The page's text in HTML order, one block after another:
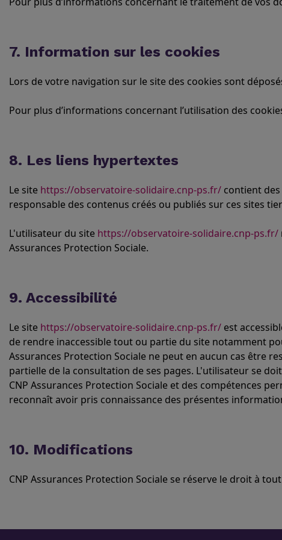
7. Information sur les cookies
Lors de votre navigation sur le site des cookies sont
Pour plus d’informations concernant l’utilisation des
8. Les liens hypertextes
Le site https://observatoire-solidaire.cnp-ps.fr/ contient
responsable des contenus créés ou publiés sur ces sites
L'utilisateur du site https://observatoire-solidaire.cnp-ps.fr/
Assurances Protection Sociale.
9. Accessibilité
Le site https://observatoire-solidaire.cnp-ps.fr/ est
de rendre inaccessible tout ou partie du site notamment
Assurances Protection Sociale ne peut en aucun cas être
partielle de la consultation de ses pages. L'utilisateur se
CNP Assurances Protection Sociale et des compétences
reconnaît avoir pris connaissance des présentes
10. Modifications
CNP Assurances Protection Sociale se réserve le droit à